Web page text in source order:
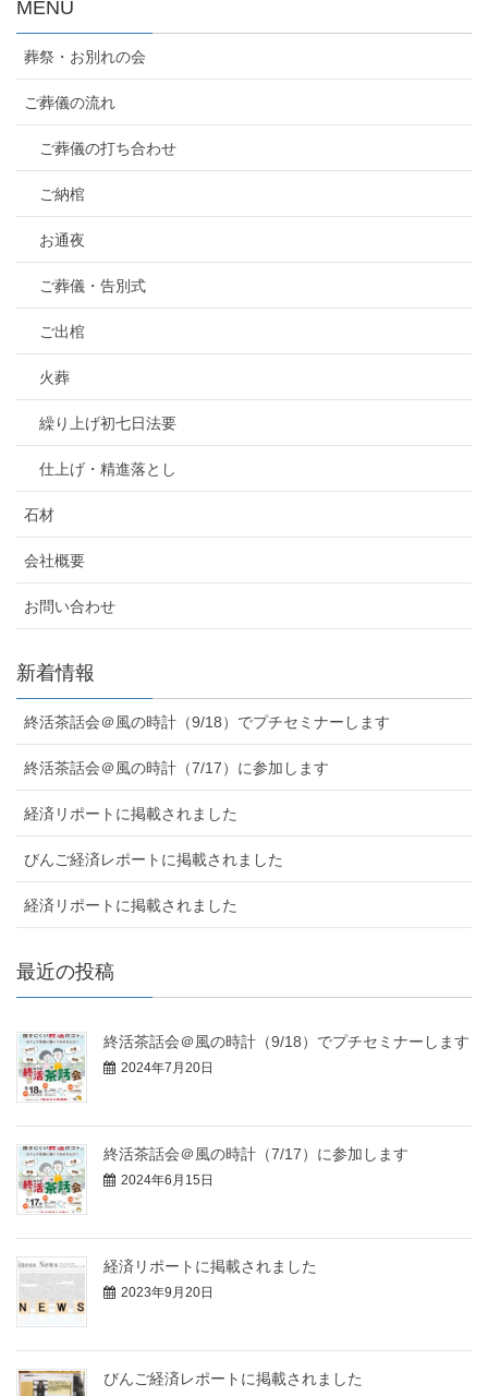
MENU
葬祭・お別れの会
ご葬儀の流れ
ご葬儀の打ち合わせ
ご納棺
お通夜
ご葬儀・告別式
ご出棺
火葬
繰り上げ初七日法要
仕上げ・精進落とし
石材
会社概要
お問い合わせ
新着情報
終活茶話会＠風の時計（9/18）でプチセミナーします
終活茶話会＠風の時計（7/17）に参加します
経済リポートに掲載されました
びんご経済レポートに掲載されました
経済リポートに掲載されました
最近の投稿
終活茶話会＠風の時計（9/18）でプチセミナーします
2024年7月20日
終活茶話会＠風の時計（7/17）に参加します
2024年6月15日
経済リポートに掲載されました
2023年9月20日
びんご経済レポートに掲載されました